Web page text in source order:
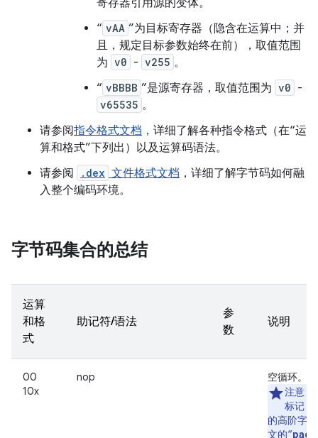
寄存器引用源的变体。
“ vAA ”为目标寄存器（隐含在运算中；并
且，规定目标参数始终在前），取值范围
为 v0 - v255 。
“ vBBBB ”是源寄存器，取值范围为 v0 -
v65535 。
请参阅指令格式文档 ，详细了解各种指令格式（在“运
算和格式”下列出）以及运算码语法。
请参阅
.dex 文件格式文档 ，详细了解字节码如何融
入整个编码环境。
字节码集合的总结
运算
和格
式
助记符/语法
参
数
说明
00
10x
nop
空循环。
注意
标记，
的高阶字
文的“